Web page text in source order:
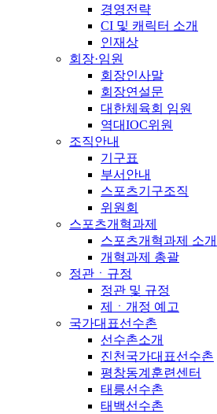
경영전략
CI 및 캐릭터 소개
인재상
회장·임원
회장인사말
회장연설문
대한체육회 임원
역대IOC위원
조직안내
기구표
부서안내
스포츠기구조직
위원회
스포츠개혁과제
스포츠개혁과제 소개
개혁과제 총괄
정관ㆍ규정
정관 및 규정
제ㆍ개정 예고
국가대표선수촌
선수촌소개
진천국가대표선수촌
평창동계훈련센터
태릉선수촌
태백선수촌